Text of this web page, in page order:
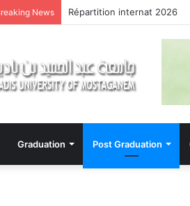
News Répartition internat 2026
Graduation Post Graduation